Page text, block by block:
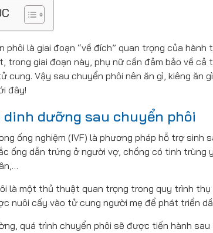
phôi là giai đoạn “về đích” quan trọng của
trong giai đoạn này, phụ nữ cần đảm bảo về
cung. Vậy sau chuyển phôi nên ăn gì, kiêng ăn
đây!
dinh dưỡng sau chuyển phôi
ống nghiệm (IVF) là phương pháp hỗ trợ sinh
ống dẫn trứng ở người vợ, chồng có tinh trùng
là một thủ thuật quan trọng trong quy trình
nuôi cấy vào tử cung người mẹ để phát triển
quá trình chuyển phôi sẽ được tiến hành